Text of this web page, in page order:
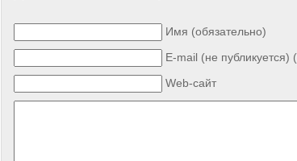
Имя (обязательно)
E-mail (не публикуется)
Web-сайт